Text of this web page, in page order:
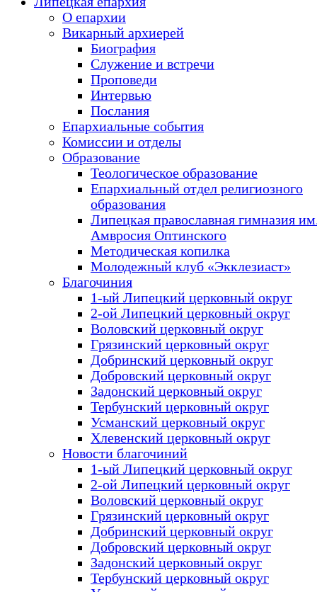
О епархии
Викарный архиерей
Биография
Служение и встречи
Проповеди
Интервью
Послания
Епархиальные события
Комиссии и отделы
Образование
Теологическое образование
Епархиальный отдел религиозного
образования
Липецкая православная гимназия
Амвросия Оптинского
Методическая копилка
Молодежный клуб «Экклезиаст»
Благочиния
1-ый Липецкий церковный округ
2-ой Липецкий церковный округ
Воловский церковный округ
Грязинский церковный округ
Добринский церковный округ
Добровский церковный округ
Задонский церковный округ
Тербунский церковный округ
Усманский церковный округ
Хлевенский церковный округ
Новости благочиний
1-ый Липецкий церковный округ
2-ой Липецкий церковный округ
Воловский церковный округ
Грязинский церковный округ
Добринский церковный округ
Добровский церковный округ
Задонский церковный округ
Тербунский церковный округ